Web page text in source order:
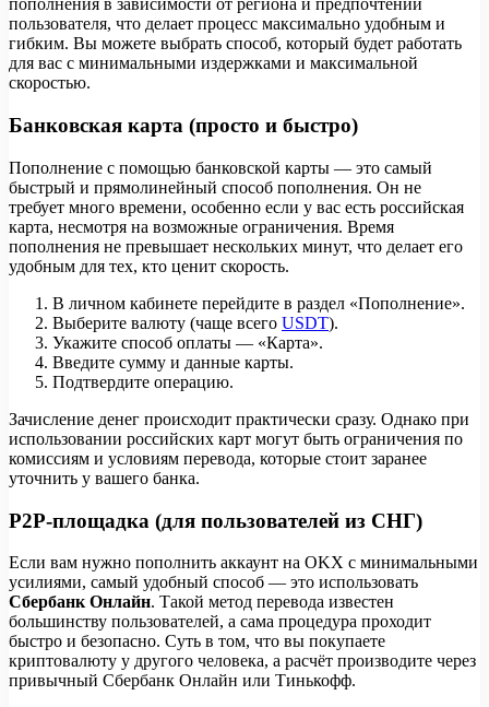
пополнения в зависимости от региона и предпочтений
пользователя, что делает процесс максимально удобным и
гибким. Вы можете выбрать способ, который будет работать
для вас с минимальными издержками и максимальной
скоростью.
Банковская карта (просто и быстро)
Пополнение с помощью банковской карты — это самый
быстрый и прямолинейный способ пополнения. Он не
требует много времени, особенно если у вас есть российская
карта, несмотря на возможные ограничения. Время
пополнения не превышает нескольких минут, что делает его
удобным для тех, кто ценит скорость.
В личном кабинете перейдите в раздел «Пополнение».
Выберите валюту (чаще всего USDT).
Укажите способ оплаты — «Карта».
Введите сумму и данные карты.
Подтвердите операцию.
Зачисление денег происходит практически сразу. Однако при
использовании российских карт могут быть ограничения по
комиссиям и условиям перевода, которые стоит заранее
уточнить у вашего банка.
P2P-площадка (для пользователей из СНГ)
Если вам нужно пополнить аккаунт на OKX с минимальными
усилиями, самый удобный способ — это использовать
Сбербанк Онлайн. Такой метод перевода известен
большинству пользователей, а сама процедура проходит
быстро и безопасно. Суть в том, что вы покупаете
криптовалюту у другого человека, а расчёт производите через
привычный Сбербанк Онлайн или Тинькофф.